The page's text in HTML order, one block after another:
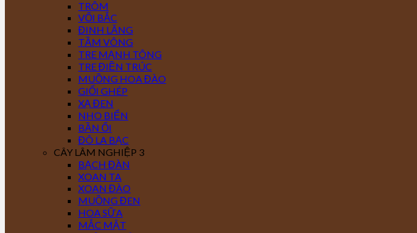
TRÔM
VỐI BẮC
ĐINH LĂNG
TẦM VÔNG
TRE MẠNH TÔNG
TRE ĐIỀN TRÚC
MUỒNG HOA ĐÀO
GIỔI GHÉP
XẠ ĐEN
NHO BIỂN
BẦN ỔI
ĐÔ LA BẠC
CÂY LÂM NGHIỆP 3
BẠCH ĐÀN
XOAN TA
XOAN ĐÀO
MUỒNG ĐEN
HOA SỮA
MẮC MẬT